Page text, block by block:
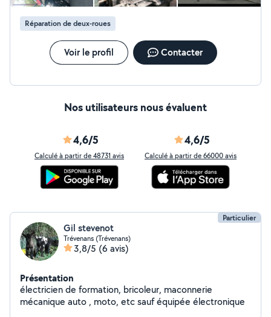
Réparation de deux-roues
Voir le profil Contacter
Nos utilisateurs nous évaluent
4,6/5
Calculé à partir de 48731 avis
4,6/5
Calculé à partir de 66000 avis
Particulier
Gil stevenot
Trévenans (Trévenans)
3,8/5 (6 avis)
Présentation
électricien de formation, bricoleur, maconnerie
mécanique auto , moto, etc sauf équipée électronique